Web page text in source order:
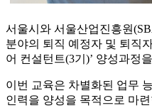
서울시와 서울산업진흥원
분야의 퇴직 예정자 및 퇴직
어 컨설턴트(3기)’ 양성과정
이번 교육은 차별화된 업무
인력을 양성을 목적으로 마